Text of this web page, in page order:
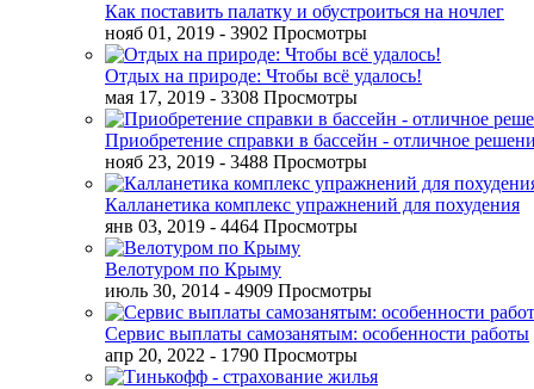
Как поставить палатку и обустроиться на ночлег
нояб 01, 2019 - 3902 Просмотры
Отдых на природе: Чтобы всё удалось!
мая 17, 2019 - 3308 Просмотры
Приобретение справки в бассейн - отличное
нояб 23, 2019 - 3488 Просмотры
Калланетика комплекс упражнений для похудения
янв 03, 2019 - 4464 Просмотры
Велотуром по Крыму
июль 30, 2014 - 4909 Просмотры
Сервис выплаты самозанятым: особенности работы
апр 20, 2022 - 1790 Просмотры